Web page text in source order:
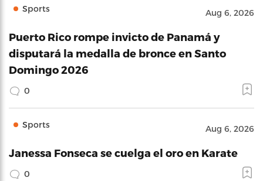
Sports Aug 6, 2026
Puerto Rico rompe invicto de Panamá y
disputará la medalla de bronce en Santo
Domingo 2026
0
Sports Aug 6, 2026
Janessa Fonseca se cuelga el oro en Karate
0